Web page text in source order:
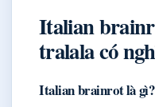
Italian
tralala có
Italian brainrot là gì?